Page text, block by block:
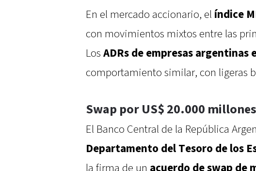
En el mercado accionario, el índice
con movimientos mixtos entre las
Los ADRs de empresas argentinas
comportamiento similar, con ligeras
Swap por US$ 20.000
El Banco Central de la República
Departamento del Tesoro de los
la firma de un acuerdo de swap de